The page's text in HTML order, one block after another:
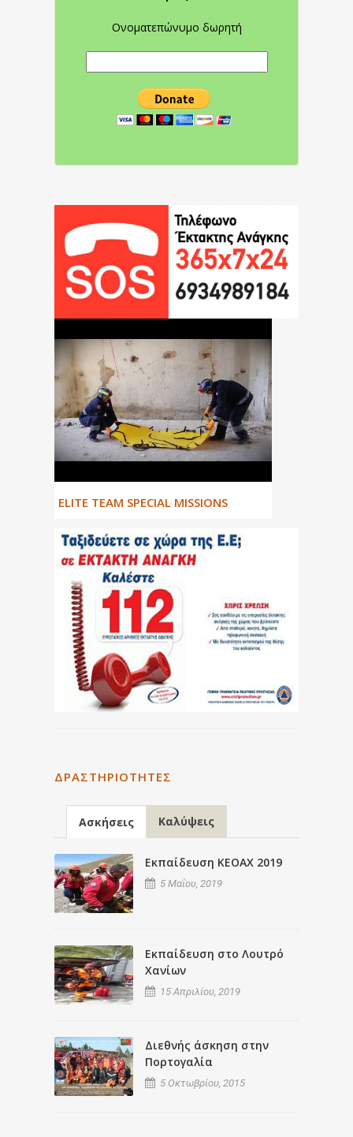
Ονοματεπώνυμο δωρητή
ΕLITE TEAM SPECIAL MISSIONS
ΔΡΑΣΤΗΡΙΌΤΗΤΕΣ
Ασκήσεις Καλύψεις
Εκπαίδευση ΚΕΟΑΧ 2019
5 Μαΐου, 2019
Εκπαίδευση στο Λουτρό
Χανίων
15 Απριλίου, 2019
Διεθνής άσκηση στην
Πορτογαλία
5 Οκτωβρίου, 2015